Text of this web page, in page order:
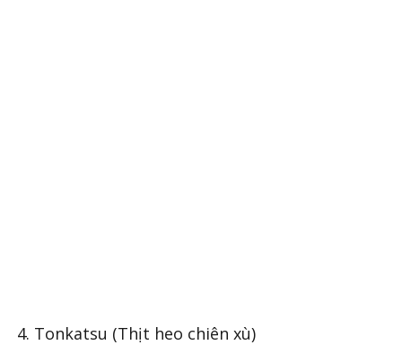
4. Tonkatsu (Thịt heo chiên xù)